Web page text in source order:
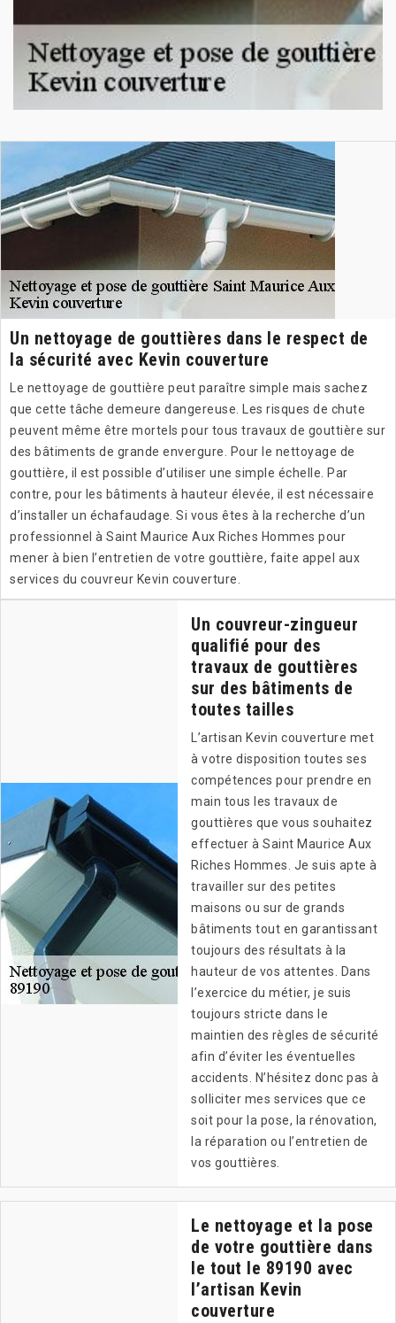
Un nettoyage de gouttières dans le respect de
la sécurité avec Kevin couverture
Le nettoyage de gouttière peut paraître simple mais sachez
que cette tâche demeure dangereuse. Les risques de chute
peuvent même être mortels pour tous travaux de gouttière sur
des bâtiments de grande envergure. Pour le nettoyage de
gouttière, il est possible d’utiliser une simple échelle. Par
contre, pour les bâtiments à hauteur élevée, il est nécessaire
d’installer un échafaudage. Si vous êtes à la recherche d’un
professionnel à Saint Maurice Aux Riches Hommes pour
mener à bien l’entretien de votre gouttière, faite appel aux
services du couvreur Kevin couverture.
Un couvreur-zingueur
qualifié pour des
travaux de gouttières
sur des bâtiments de
toutes tailles
L’artisan Kevin couverture met
à votre disposition toutes ses
compétences pour prendre en
main tous les travaux de
gouttières que vous souhaitez
effectuer à Saint Maurice Aux
Riches Hommes. Je suis apte à
travailler sur des petites
maisons ou sur de grands
bâtiments tout en garantissant
toujours des résultats à la
hauteur de vos attentes. Dans
l’exercice du métier, je suis
toujours stricte dans le
maintien des règles de sécurité
afin d’éviter les éventuelles
accidents. N’hésitez donc pas à
solliciter mes services que ce
soit pour la pose, la rénovation,
la réparation ou l’entretien de
vos gouttières.
Le nettoyage et la pose
de votre gouttière dans
le tout le 89190 avec
l’artisan Kevin
couverture